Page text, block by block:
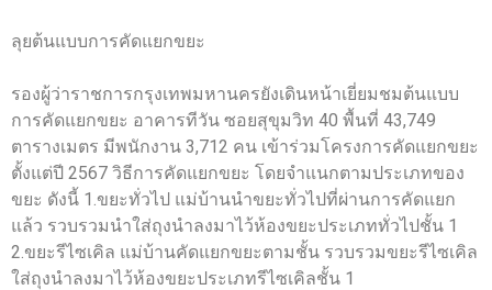
ลุยต้นแบบการคัดแยกขยะ
รองผู้ว่าราชการกรุงเทพมหานครยังเดินหน้าเยี่ยมชมต้นแบบ
การคัดแยกขยะ อาคารทีวัน ซอยสุขุมวิท 40 พื้นที่ 43,749
ตารางเมตร มีพนักงาน 3,712 คน เข้าร่วมโครงการคัดแยกขยะ
ตั้งแต่ปี 2567 วิธีการคัดแยกขยะ โดยจำแนกตามประเภทของ
ขยะ ดังนี้ 1.ขยะทั่วไป แม่บ้านนำขยะทั่วไปที่ผ่านการคัดแยก
แล้ว รวบรวมนำใส่ถุงนำลงมาไว้ห้องขยะประเภททั่วไปชั้น 1
2.ขยะรีไซเคิล แม่บ้านคัดแยกขยะตามชั้น รวบรวมขยะรีไซเคิล
ใส่ถุงนำลงมาไว้ห้องขยะประเภทรีไซเคิลชั้น 1